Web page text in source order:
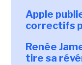
Apple
correctifs
Renée
tire sa